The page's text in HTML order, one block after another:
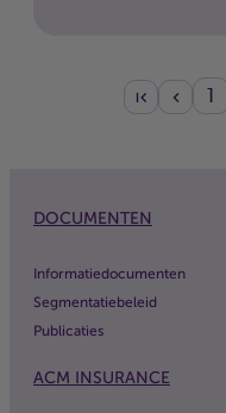
1
DOCUMENTEN
Informatiedocumenten
Segmentatiebeleid
Publicaties
ACM INSURANCE